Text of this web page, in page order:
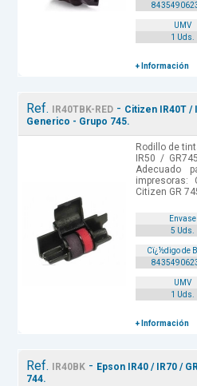
UMV
1 Uds.
+ Información
Ref. IR40TBK-RED- Citizen IR40T /
Generico - Grupo 745.
Rodillo de
IR50 /
Adecuado
Citizen GR
Envase
5 Uds.
Cï¿½digo de
UMV
1 Uds.
+ Información
Ref. IR40BK- Epson IR40 / IR70 /
744.